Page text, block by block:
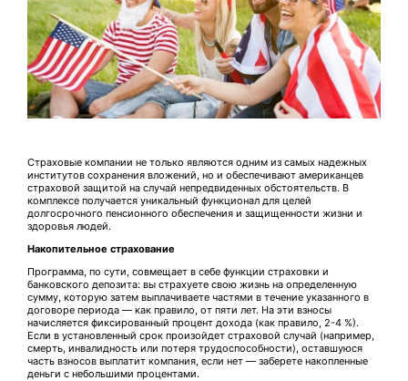
Страховые компании не только являются одним из самых надежных
институтов сохранения вложений, но и обеспечивают американцев
страховой защитой на случай непредвиденных обстоятельств. В
комплексе получается уникальный функционал для целей
долгосрочного пенсионного обеспечения и защищенности жизни и
здоровья людей.
Накопительное страхование
Программа, по сути, совмещает в себе функции страховки и
банковского депозита: вы страхуете свою жизнь на определенную
сумму, которую затем выплачиваете частями в течение указанного в
договоре периода — как правило, от пяти лет. На эти взносы
начисляется фиксированный процент дохода (как правило, 2-4 %).
Если в установленный срок произойдет страховой случай (например,
смерть, инвалидность или потеря трудоспособности), оставшуюся
часть взносов выплатит компания, если нет — заберете накопленные
деньги с небольшими процентами.